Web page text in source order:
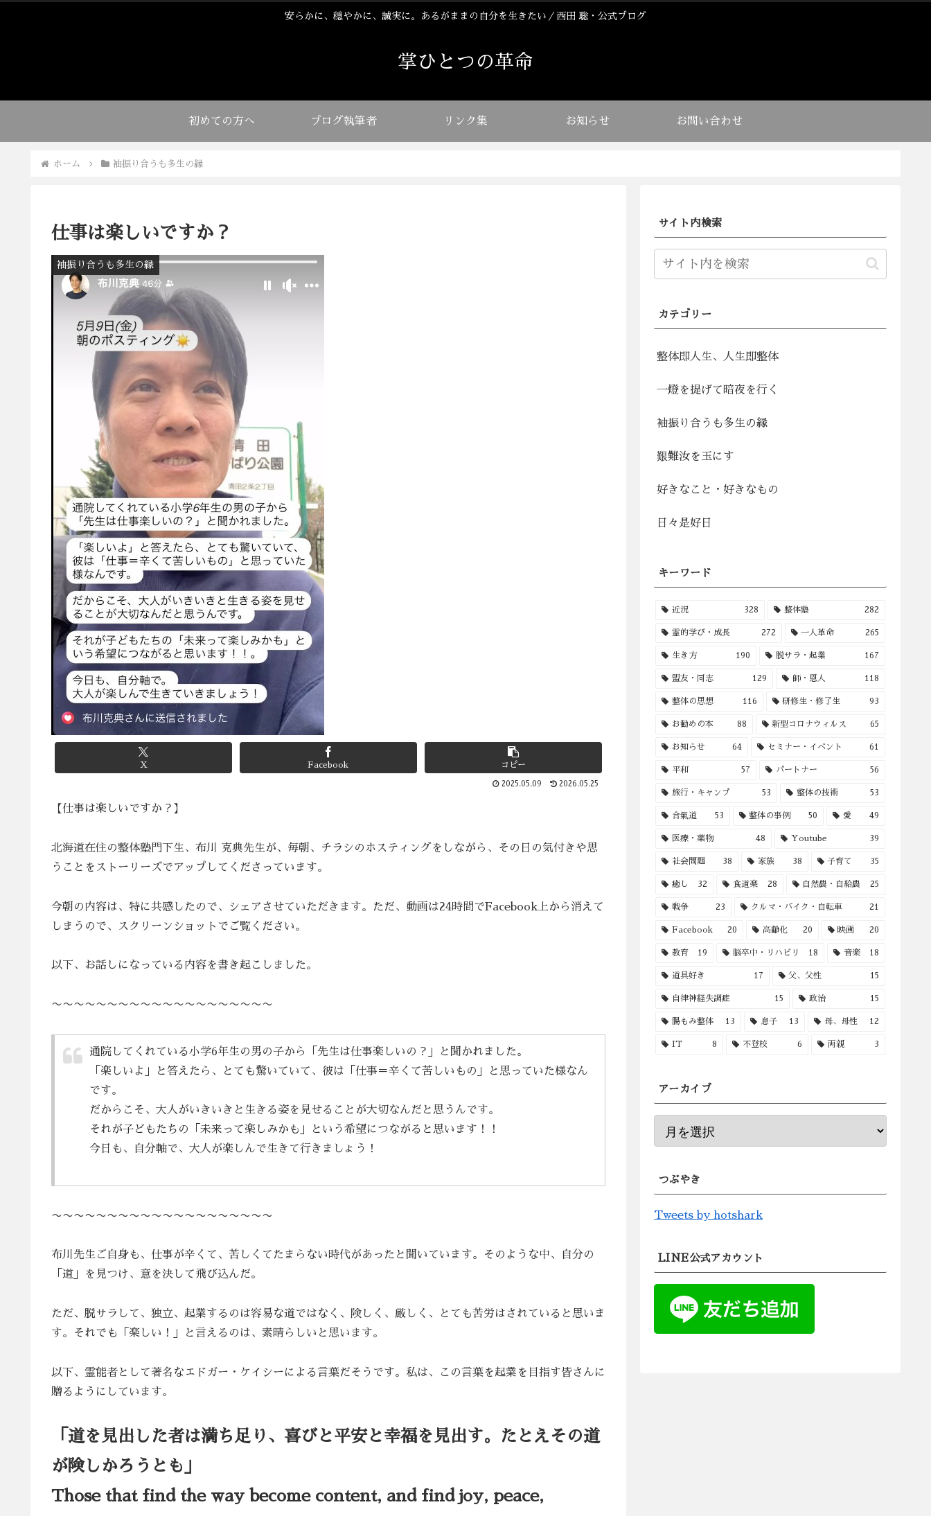
安らかに、穏やかに、誠実に。あるがままの自分を生きたい／西田 聡・公式ブログ
掌ひとつの革命
初めての方へ ブログ執筆者 リンク集 お知らせ お問い合わせ
ホーム 袖振り合うも多生の縁
仕事は楽しいですか？
袖振り合うも多生の縁
X Facebook コピー
2025.05.09 2026.05.25
【仕事は楽しいですか？】
北海道在住の整体塾門下生、布川 克典先生が、毎朝、チラシのホスティングをしながら、その日の気付きや思
うことをストーリーズでアップしてくださっています。
今朝の内容は、特に共感したので、シェアさせていただきます。ただ、動画は24時間でFacebook上から消えて
しまうので、スクリーンショットでご覧ください。
以下、お話しになっている内容を書き起こしました。
〜〜〜〜〜〜〜〜〜〜〜〜〜〜〜〜〜〜〜〜
通院してくれている小学6年生の男の子から「先生は仕事楽しいの？」と聞かれました。
「楽しいよ」と答えたら、とても驚いていて、彼は「仕事＝辛くて苦しいもの」と思っていた様なん
です。
だからこそ、大人がいきいきと生きる姿を見せることが大切なんだと思うんです。
それが子どもたちの「未来って楽しみかも」という希望につながると思います！！
今日も、自分軸で、大人が楽しんで生きて行きましょう！
〜〜〜〜〜〜〜〜〜〜〜〜〜〜〜〜〜〜〜〜
布川先生ご自身も、仕事が辛くて、苦しくてたまらない時代があったと聞いています。そのような中、自分の
「道」を見つけ、意を決して飛び込んだ。
ただ、脱サラして、独立、起業するのは容易な道ではなく、険しく、厳しく、とても苦労はされていると思いま
す。それでも「楽しい！」と言えるのは、素晴らしいと思います。
以下、霊能者として著名なエドガー・ケイシーによる言葉だそうです。私は、この言葉を起業を目指す皆さんに
贈るようにしています。
「道を見出した者は満ち足り、喜びと平安と幸福を見出す。たとえその道
が険しかろうとも」
Those that find the way become content, and find joy, peace,
サイト内検索
カテゴリー
整体即人生、人生即整体
一燈を提げて暗夜を行く
袖振り合うも多生の縁
艱難汝を玉にす
好きなこと・好きなもの
日々是好日
キーワード
近況 328 整体塾 282
霊的学び・成長 272 一人革命 265
生き方 190 脱サラ・起業 167
盟友・同志 129 師・恩人 118
整体の思想 116 研修生・修了生 93
お勧めの本 88 新型コロナウィルス 65
お知らせ 64 セミナー・イベント 61
平和 57 パートナー 56
旅行・キャンプ 53 整体の技術 53
合氣道 53 整体の事例 50 愛 49
医療・薬物 48 Youtube 39
社会問題 38 家族 38 子育て 35
癒し 32 食道楽 28 自然農・自給農 25
戦争 23 クルマ・バイク・自転車 21
Facebook 20 高齢化 20 映画 20
教育 19 脳卒中・リハビリ 18 音楽 18
道具好き 17 父、父性 15
自律神経失調症 15 政治 15
腸もみ整体 13 息子 13 母、母性 12
IT 8 不登校 6 両親 3
アーカイブ
つぶやき
Tweets by hotshark
LINE公式アカウント